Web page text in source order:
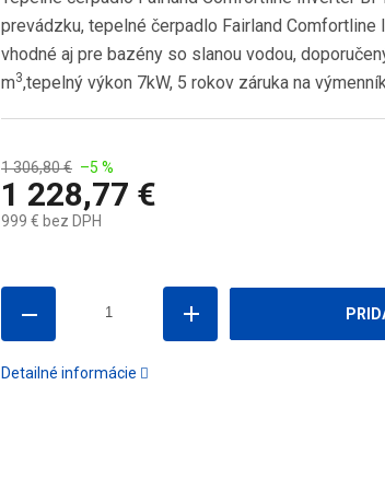
1 306,80 € –5 %
1 228,77 €
999 € bez DPH
prevádzku, tepelné čerpadlo Fairland Comfortline
vhodné aj pre bazény so slanou vodou,
m3,tepelný výkon 7kW, 5 rokov záruka na
Detailné informácie